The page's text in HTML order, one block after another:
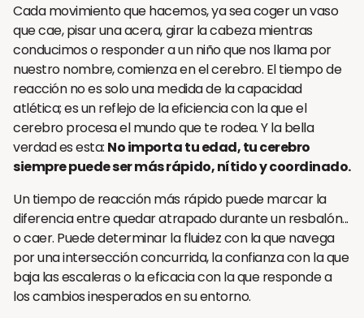
Cada movimiento que hacemos, ya sea coger un vaso
que cae, pisar una acera, girar la cabeza mientras
conducimos o responder a un niño que nos llama por
nuestro nombre, comienza en el cerebro. El tiempo de
reacción no es solo una medida de la capacidad
atlética; es un reflejo de la eficiencia con la que el
cerebro procesa el mundo que te rodea. Y la bella
verdad es esta: No importa tu edad, tu cerebro
siempre puede ser más rápido, nítido y coordinado.
Un tiempo de reacción más rápido puede marcar la
diferencia entre quedar atrapado durante un resbalón...
o caer. Puede determinar la fluidez con la que navega
por una intersección concurrida, la confianza con la que
baja las escaleras o la eficacia con la que responde a
los cambios inesperados en su entorno.